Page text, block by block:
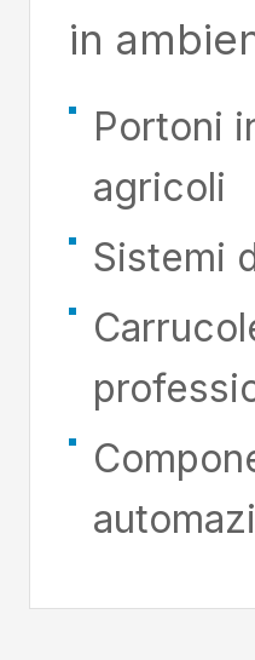
in
Portoni
agricoli
Sistemi